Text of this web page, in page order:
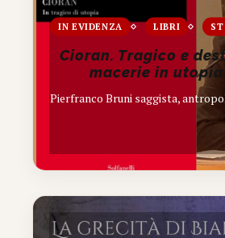
IN EVIDENZA LIBRI
Cioran. Tragico e
macerie in
Pierfranco Bruni saggista,